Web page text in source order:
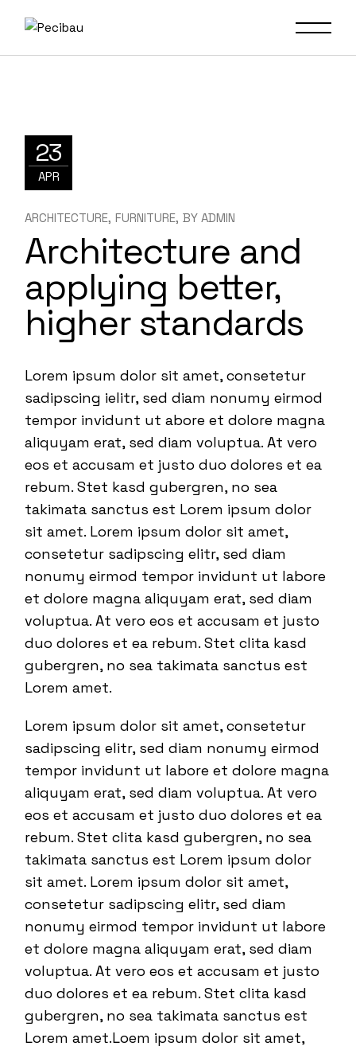
23
APR
ARCHITECTURE FURNITURE BY ADMIN
Architecture and
applying better,
higher standards
Lorem ipsum dolor sit amet, consetetur
sadipscing ielitr, sed diam nonumy eirmod
tempor invidunt ut abore et dolore magna
aliquyam erat, sed diam voluptua. At vero
eos et accusam et justo duo dolores et ea
rebum. Stet kasd gubergren, no sea
takimata sanctus est Lorem ipsum dolor
sit amet. Lorem ipsum dolor sit amet,
consetetur sadipscing elitr, sed diam
nonumy eirmod tempor invidunt ut labore
et dolore magna aliquyam erat, sed diam
voluptua. At vero eos et accusam et justo
duo dolores et ea rebum. Stet clita kasd
gubergren, no sea takimata sanctus est
Lorem amet.
Lorem ipsum dolor sit amet, consetetur
sadipscing elitr, sed diam nonumy eirmod
tempor invidunt ut labore et dolore magna
aliquyam erat, sed diam voluptua. At vero
eos et accusam et justo duo dolores et ea
rebum. Stet clita kasd gubergren, no sea
takimata sanctus est Lorem ipsum dolor
sit amet. Lorem ipsum dolor sit amet,
consetetur sadipscing elitr, sed diam
nonumy eirmod tempor invidunt ut labore
et dolore magna aliquyam erat, sed diam
voluptua. At vero eos et accusam et justo
duo dolores et ea rebum. Stet clita kasd
gubergren, no sea takimata sanctus est
Lorem amet.Loem ipsum dolor sit amet,